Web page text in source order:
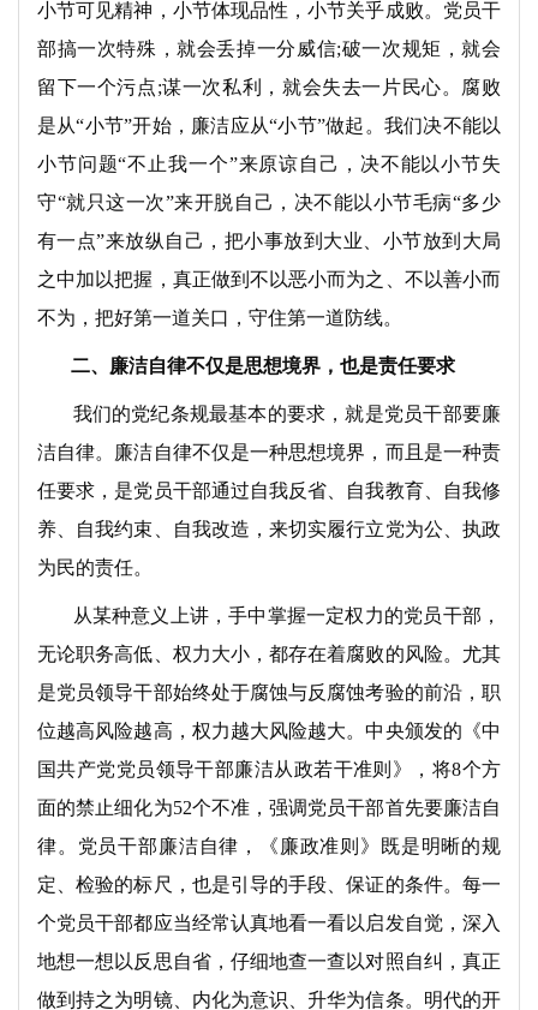
小节可见精神，小节体现品性，小节关乎成败。党员干
部搞一次特殊，就会丢掉一分威信;破一次规矩，就会
留下一个污点;谋一次私利，就会失去一片民心。腐败
是从“小节”开始，廉洁应从“小节”做起。我们决不能以
小节问题“不止我一个”来原谅自己，决不能以小节失
守“就只这一次”来开脱自己，决不能以小节毛病“多少
有一点”来放纵自己，把小事放到大业、小节放到大局
之中加以把握，真正做到不以恶小而为之、不以善小而
不为，把好第一道关口，守住第一道防线。
二、廉洁自律不仅是思想境界，也是责任要求
我们的党纪条规最基本的要求，就是党员干部要廉
洁自律。廉洁自律不仅是一种思想境界，而且是一种责
任要求，是党员干部通过自我反省、自我教育、自我修
养、自我约束、自我改造，来切实履行立党为公、执政
为民的责任。
从某种意义上讲，手中掌握一定权力的党员干部，
无论职务高低、权力大小，都存在着腐败的风险。尤其
是党员领导干部始终处于腐蚀与反腐蚀考验的前沿，职
位越高风险越高，权力越大风险越大。中央颁发的《中
国共产党党员领导干部廉洁从政若干准则》，将8个方
面的禁止细化为52个不准，强调党员干部首先要廉洁自
律。党员干部廉洁自律，《廉政准则》既是明晰的规
定、检验的标尺，也是引导的手段、保证的条件。每一
个党员干部都应当经常认真地看一看以启发自觉，深入
地想一想以反思自省，仔细地查一查以对照自纠，真正
做到持之为明镜、内化为意识、升华为信条。明代的开